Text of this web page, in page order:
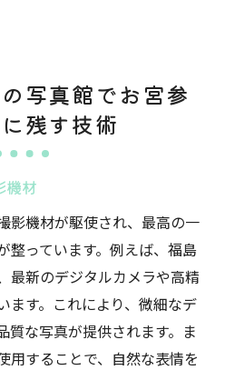
写真館でお宮参
残す技術
機材
影機材が駆使され、最高の一
整っています。例えば、福島
最新のデジタルカメラや高精
ます。これにより、微細なデ
質な写真が提供されます。ま
用することで、自然な表情を